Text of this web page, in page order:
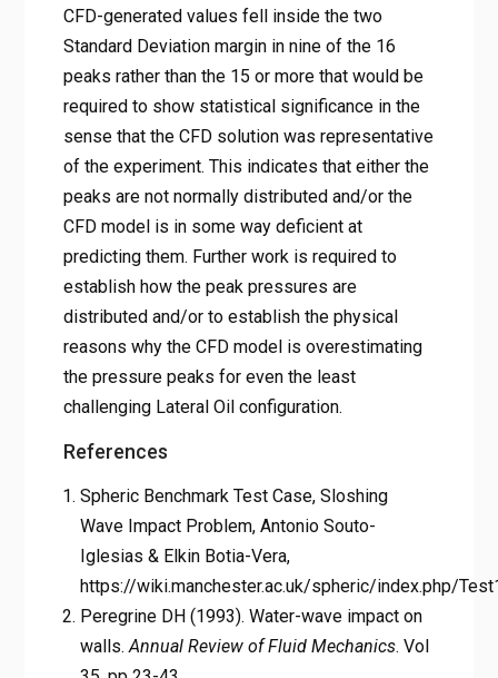
CFD-generated values fell inside the two
Standard Deviation margin in nine of the 16
peaks rather than the 15 or more that would be
required to show statistical significance in the
sense that the CFD solution was representative
of the experiment. This indicates that either the
peaks are not normally distributed and/or the
CFD model is in some way deficient at
predicting them. Further work is required to
establish how the peak pressures are
distributed and/or to establish the physical
reasons why the CFD model is overestimating
the pressure peaks for even the least
challenging Lateral Oil configuration.
References
Spheric Benchmark Test Case, Sloshing
Wave Impact Problem, Antonio Souto-
Iglesias & Elkin Botia-Vera,
https://wiki.manchester.ac.uk/spheric/index.php/
Peregrine DH (1993). Water-wave impact on
walls. Annual Review of Fluid Mechanics. Vol